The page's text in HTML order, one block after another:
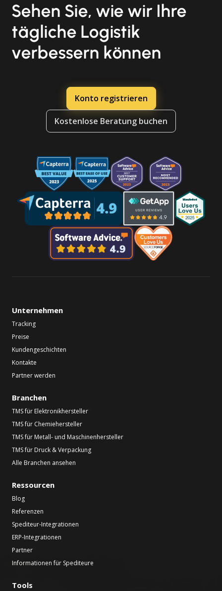
Sehen Sie, wie wir Ihre
tägliche Logistik
verbessern können
Konto registrieren
Kostenlose Beratung buchen
Unternehmen
Tracking
Preise
Kundengeschichten
Kontakte
Partner werden
Branchen
TMS für Elektronikhersteller
TMS für Chemiehersteller
TMS für Metall- und Maschinenhersteller
TMS für Druck & Verpackung
Alle Branchen ansehen
Ressourcen
Blog
Referenzen
Spediteur-Integrationen
ERP-Integrationen
Partner
Informationen für Spediteure
Tools